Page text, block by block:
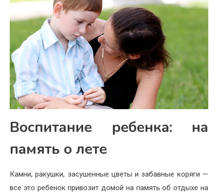
Воспитание ребенка: на
память о лете
Камни, ракушки, засу­шенные цветы и забавные ко­ряги —
все это ребенок привозит домой на память об отды­хе на